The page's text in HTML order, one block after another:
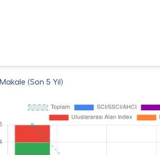
Makale (Son 5 Yıl)